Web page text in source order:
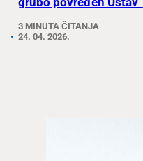
3 MINUTA ČITANJA
24. 04. 2026.